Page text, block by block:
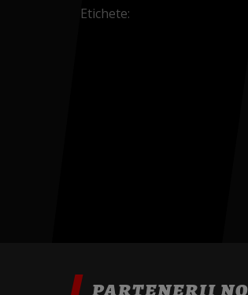
Etichete: